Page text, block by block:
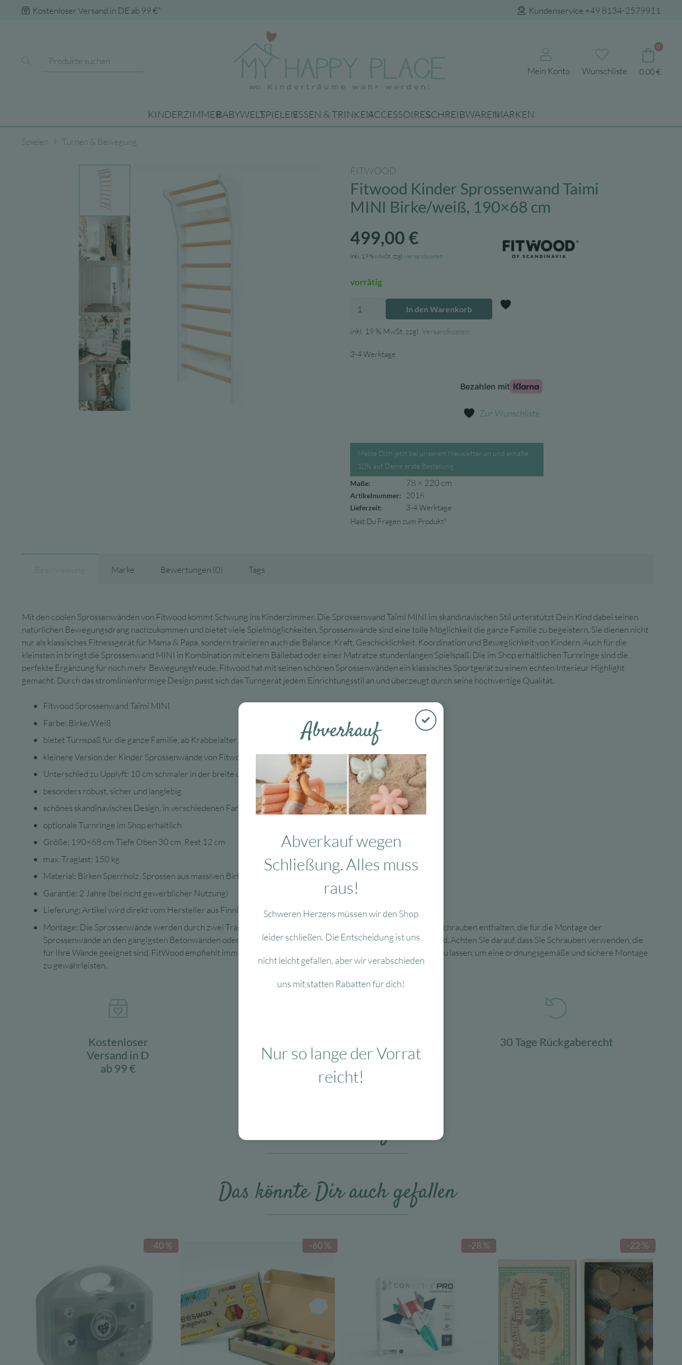
Kostenloser Versand in DE ab 99 €* Kundenservice +49 8134-2579911
Mein Konto Wunschliste
0
0,00€
KINDERZIMMERBABYWELTSPIELENESSEN & TRINKENACCESSOIRESSCHREIBWARENMARKEN
Spielen Turnen & Bewegung
FITWOOD
Fitwood Kinder Sprossenwand Taimi
MINI Birke/weiß, 190×68 cm
499,00€
inkl. 19 % MwSt. zzgl. Versandkosten
vorrätig
Fitwood
Sprossenwand
MINI
In den Warenkorb
inkl. 19 % MwSt. zzgl. Versandkosten
3-4 Werktage
Zur Wunschliste
Melde Dich jetzt bei unserem Newsletter an und erhalte
10% auf Deine erste Bestellung.
Maße:
78 × 220 cm
Artikelnummer: 2016
Lieferzeit:
3-4 Werktage
Hast Du Fragen zum Produkt?
Beschreibung Marke Bewertungen (0) Tags
Mit den coolen Sprossenwänden von Fitwood kommt Schwung ins Kinderzimmer. Die Sprossenwand Taimi MINI im skandinavischen Stil unterstützt Dein Kind dabei seinen
natürlichen Bewegungsdrang nachzukommen und bietet viele Spielmöglichkeiten. Sprossenwände sind eine tolle Möglichkeit die ganze Familie zu begeistern. Sie dienen nicht
nur als klassisches Fitnessgerät für Mama & Papa, sondern trainieren auch die Balance, Kraft, Geschicklichkeit, Koordination und Beweglichkeit von Kindern. Auch für die
kleinsten in bringt die Sprossenwand MINI in Kombination mit einem Bällebad oder einer Matratze stundenlangen Spielspaß. Die im Shop erhältlichen Turnringe sind die
perfekte Ergänzung für noch mehr Bewegungsfreude. Fitwood hat mit seinen schönen Sprossenwänden ein klassisches Sportgerät zu einem echten Interieur Highlight
gemacht. Durch das stromlinienförmige Design passt sich das Turngerät jedem Einrichtungsstil an und überzeugt durch seine hochwertige Qualität.
Fitwood Sprossenwand Taimi MINI
Farbe: Birke/Weiß
bietet Turnspaß für die ganze Familie, ab Krabbelalter zum hochziehen und stehen üben
kleinere Version der Kinder Sprossenwände von Fitwood
Unterschied zu Upplyft: 10 cm schmaler in der breite und 30 cm niedriger
besonders robust, sicher und langlebig
schönes skandinavisches Design, in verschiedenen Farben erhältlich
optionale Turnringe im Shop erhältlich
Größe: 190×68 cm Tiefe Oben 30 cm, Rest 12 cm
max. Traglast: 150 kg
Material: Birken Sperrholz, Sprossen aus massiven Birkenholz mit Klarlack
Garantie: 2 Jahre (bei nicht gewerblicher Nutzung)
Lieferung: Artikel wird direkt vom Hersteller aus Finnland versendet.
Montage: Die Sprossenwände werden durch zwei Trägerplatten an der Wand befestigt. Im Lieferumfang sind Schrauben enthalten, die für die Montage der
Sprossenwände an den gängigsten Betonwänden oder Holzständern hinter einer Gipskartonwand geeignet sind. Achten Sie darauf, dass Sie Schrauben verwenden, die
für Ihre Wände geeignet sind. FitWood empfiehlt immer, die Sprossenwände von einem Fachmann montieren zu lassen, um eine ordnungsgemäße und sichere Montage
zu gewährleisten.
Kostenloser
Versand in D
ab 99 €
ausgewählte & verpackte
Produkte
30 Tage Rückgaberecht
Das könnte Dir auch gefallen
-40 % -60 % -28 % -22 %
Abverkauf
Abverkauf wegen
Schließung. Alles muss
raus!
Schweren Herzens müssen wir den Shop
leider schließen. Die Entscheidung ist uns
nicht leicht gefallen, aber wir verabschieden
uns mit statten Rabatten für dich!
Nur so lange der Vorrat
reicht!